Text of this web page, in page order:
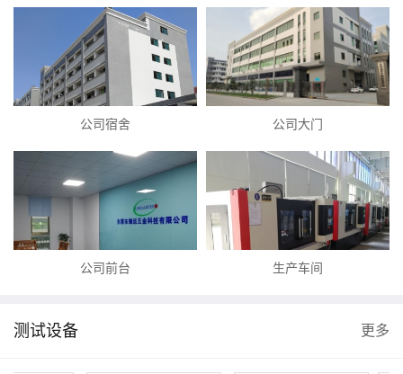
公司宿舍 公司大门
公司前台 生产车间
测试设备 更多